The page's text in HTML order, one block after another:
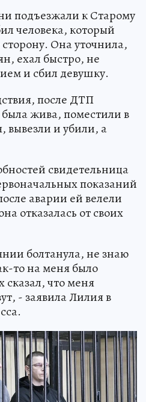
подъезжали к Старому
человека, который
Она уточнила,
ехал быстро, не
и сбил девушку.
после ДТП
жива, поместили в
вывезли и убили, а
свидетельница
показаний
аварии ей велели
отказалась от своих
болтанула, не знаю
то на меня было
что меня
- заявила Лилия в